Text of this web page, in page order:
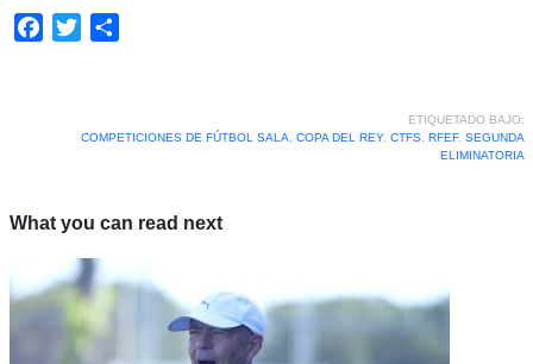
Facebook
Twitter
ETIQUETADO BAJO:
COMPETICIONES DE FÚTBOL SALA
COPA DEL REY, CTFS, RFEF, SEGUNDA
ELIMINATORIA
What you can read next